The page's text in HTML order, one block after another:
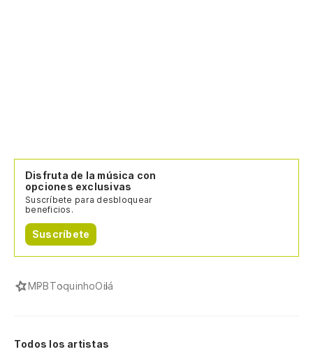
Disfruta de la música con
opciones exclusivas
Suscríbete para desbloquear
beneficios.
Suscríbete
MPBToquinhoOilá
Todos los artistas